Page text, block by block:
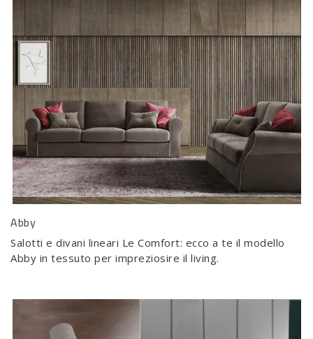
Abby
Salotti e divani lineari Le Comfort: ecco a te il modello
Abby in tessuto per impreziosire il living.